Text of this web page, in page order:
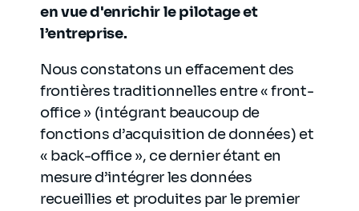
en vue d'enrichir le pilotage et
l’entreprise.
Nous constatons un effacement des
frontières traditionnelles entre « front-
office » (intégrant beaucoup de
fonctions d’acquisition de données) et
« back-office », ce dernier étant en
mesure d’intégrer les données
recueillies et produites par le premier